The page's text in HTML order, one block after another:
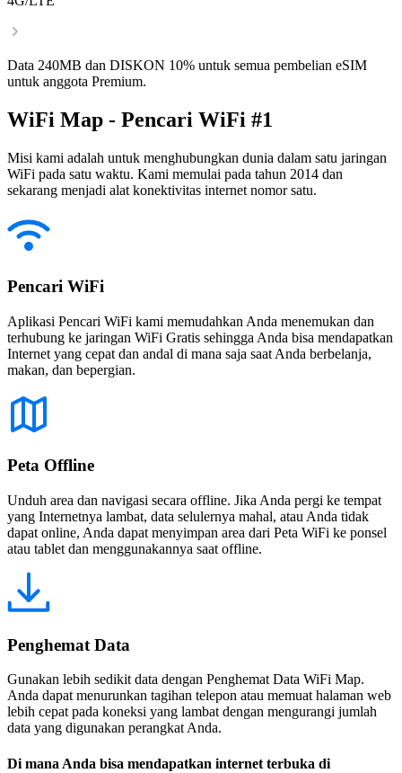
Data 240MB dan DISKON 10% untuk semua pembelian eSIM
untuk anggota Premium.
WiFi Map - Pencari WiFi #1
Misi kami adalah untuk menghubungkan dunia dalam satu jaringan
WiFi pada satu waktu. Kami memulai pada tahun 2014 dan
sekarang menjadi alat konektivitas internet nomor satu.
Pencari WiFi
Aplikasi Pencari WiFi kami memudahkan Anda menemukan dan
terhubung ke jaringan WiFi Gratis sehingga Anda bisa mendapatkan
Internet yang cepat dan andal di mana saja saat Anda berbelanja,
makan, dan bepergian.
Peta Offline
Unduh area dan navigasi secara offline. Jika Anda pergi ke tempat
yang Internetnya lambat, data selulernya mahal, atau Anda tidak
dapat online, Anda dapat menyimpan area dari Peta WiFi ke ponsel
atau tablet dan menggunakannya saat offline.
Penghemat Data
Gunakan lebih sedikit data dengan Penghemat Data WiFi Map.
Anda dapat menurunkan tagihan telepon atau memuat halaman web
lebih cepat pada koneksi yang lambat dengan mengurangi jumlah
data yang digunakan perangkat Anda.
Di mana Anda bisa mendapatkan internet terbuka di